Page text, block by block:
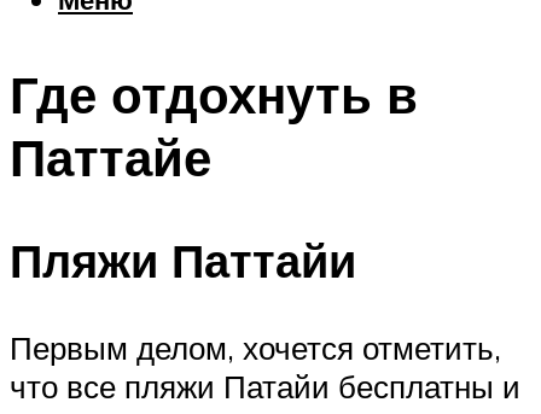
Шоппинг
Что посетить
Где отдохнуть в
Паттайе
Пляжи Паттайи
Первым делом, хочется отметить,
что все пляжи Патайи бесплатны и